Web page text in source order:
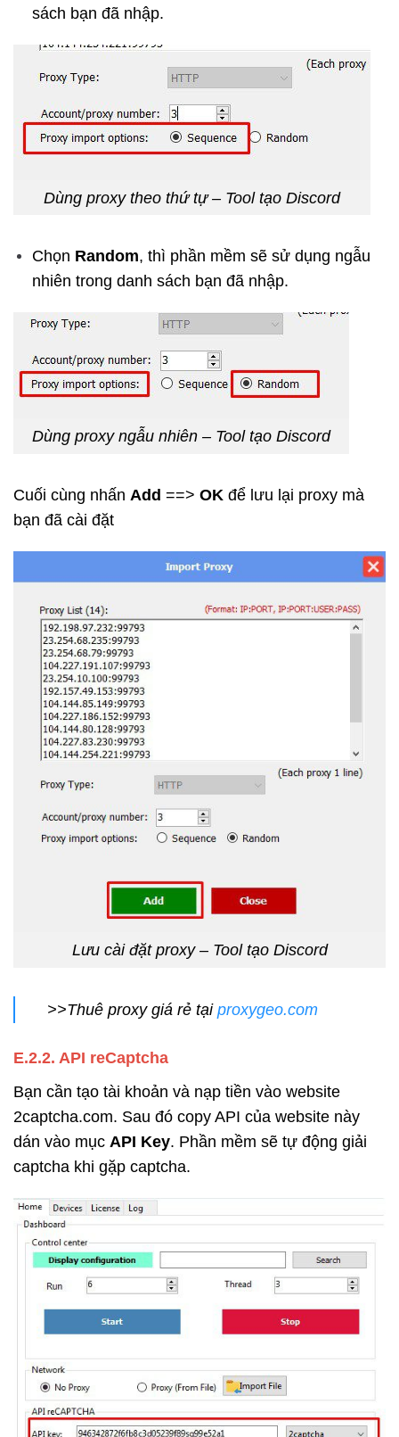
sách bạn đã nhập.
Dùng proxy theo thứ tự – Tool tạo Discord
Chọn Random, thì phần mềm sẽ sử dụng ngẫu
nhiên trong danh sách bạn đã nhập.
Dùng proxy ngẫu nhiên – Tool tạo Discord
Cuối cùng nhấn Add ==> OK để lưu lại proxy mà
bạn đã cài đặt
Lưu cài đặt proxy – Tool tạo Discord
>>Thuê proxy giá rẻ tại proxygeo.com
E.2.2. API reCaptcha
Bạn cần tạo tài khoản và nạp tiền vào website
2captcha.com. Sau đó copy API của website này
dán vào mục API Key. Phần mềm sẽ tự động giải
captcha khi gặp captcha.